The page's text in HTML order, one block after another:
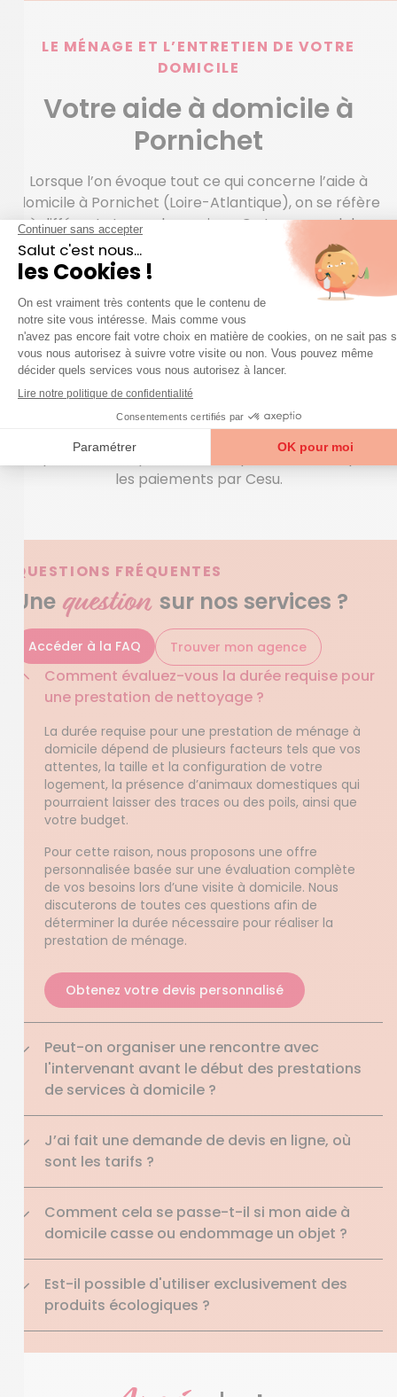
LE MÉNAGE ET L’ENTRETIEN DE VOTRE
DOMICILE
Votre aide à domicile à
Pornichet
Lorsque l’on évoque tout ce qui concerne l’aide à
domicile à Pornichet (Loire-Atlantique), on se réfère
à différents types de services. Ce terme englobe
plusieurs professions comme les dames de
compagnie, les aides ménagères, les aides aux
personnes âgées… Pour les séniors, souscrire à une
prestation d’aide à domicile est souvent la condition
pour rester vivre à son domicile. Il convient de
rappeler qu’en France des aides, notamment l’APA,
pour accéder à des missions permettent d’alléger la
charge financière que représentent les
interventions d’aide à domicile destinées aux
dépendance. Et pour être complet, Azaé accepte
les paiements par Cesu.
QUESTIONS FRÉQUENTES
Une question sur nos services ?
Accéder à la FAQ Trouver mon agence
Comment évaluez-vous la durée requise pour
une prestation de nettoyage ?
La durée requise pour une prestation de ménage à
domicile dépend de plusieurs facteurs tels que vos
attentes, la taille et la configuration de votre
logement, la présence d’animaux domestiques qui
pourraient laisser des traces ou des poils, ainsi que
votre budget.
Pour cette raison, nous proposons une offre
personnalisée basée sur une évaluation complète
de vos besoins lors d’une visite à domicile. Nous
discuterons de toutes ces questions afin de
déterminer la durée nécessaire pour réaliser la
prestation de ménage.
Obtenez votre devis personnalisé
Peut-on organiser une rencontre avec
l'intervenant avant le début des prestations
de services à domicile ?
J’ai fait une demande de devis en ligne, où
sont les tarifs ?
Comment cela se passe-t-il si mon aide à
domicile casse ou endommage un objet ?
Est-il possible d'utiliser exclusivement des
produits écologiques ?